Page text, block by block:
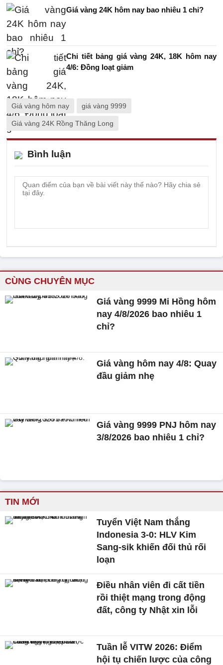
Giá vàng 24K hôm nay bao nhiêu 1 chỉ?
Chi tiết bảng giá vàng 24K, 18K hôm nay
4/6: Đồng loạt giảm
Giá vàng hôm nay giá vàng 9999
Giá vàng 24K Rồng Thăng Long
Bình luận
CÙNG CHUYÊN MỤC
Giá vàng 9999 Mi Hồng hôm
nay 4/8/2026 bao nhiêu 1
chỉ?
Giá vàng hôm nay 4/8: Quay
đầu giảm nhẹ
Giá vàng 9999 PNJ hôm nay
3/8/2026 bao nhiêu 1 chỉ?
TIN MỚI
Tuyển Việt Nam thắng
Indonesia 3-0: HLV Kim
Sang-sik khiến đối thủ rối
loạn
Điều nhân viên đi cất tiền
rồi thiệt mạng trong động
đất, công ty Nhật xin lỗi
Tuần lễ VITW 2026: Điểm
hội tụ chiến lược của công